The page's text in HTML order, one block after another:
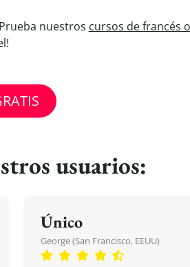
nuestros cursos de francés
usuarios:
Único
George (San Francisco, EEUU)